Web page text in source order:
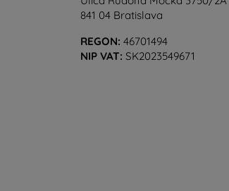
841 04 Bratislava
REGON: 46701494
NIP VAT: SK2023549671